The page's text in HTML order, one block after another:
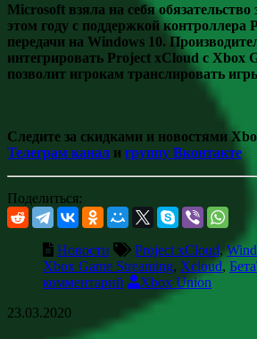
Microsoft взяла на себя обязательство
этом году с поддержкой контроллера
передачи на Windows 10.
интегрировать Project xCloud с Xbox
позволит игрокам транслировать
Следите за скидками и новостями
Телеграм канал и группу Вконтакте
Поделиться:
Новости Project xCloud,
Xbox Game Streaming, Xcloud,
комментарий
Xbox Union
23.03.2020